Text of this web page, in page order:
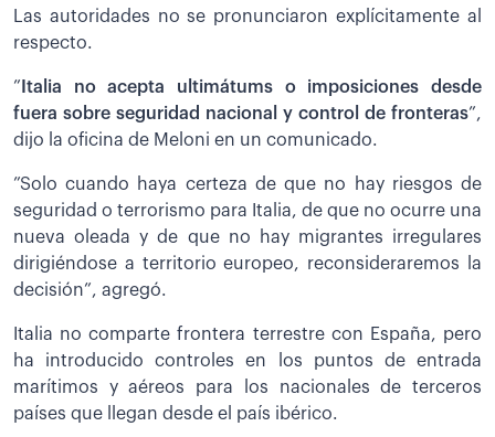
Las autoridades no se pronunciaron explícitamente al
respecto.
” Italia no acepta ultimátums o imposiciones desde
fuera sobre seguridad nacional y control de fronteras”,
dijo la oficina de Meloni en un comunicado.
”Solo cuando haya certeza de que no hay riesgos de
seguridad o terrorismo para Italia, de que no ocurre una
nueva oleada y de que no hay migrantes irregulares
dirigiéndose a territorio europeo, reconsideraremos la
decisión”, agregó.
Italia no comparte frontera terrestre con España, pero
ha introducido controles en los puntos de entrada
marítimos y aéreos para los nacionales de terceros
países que llegan desde el país ibérico.